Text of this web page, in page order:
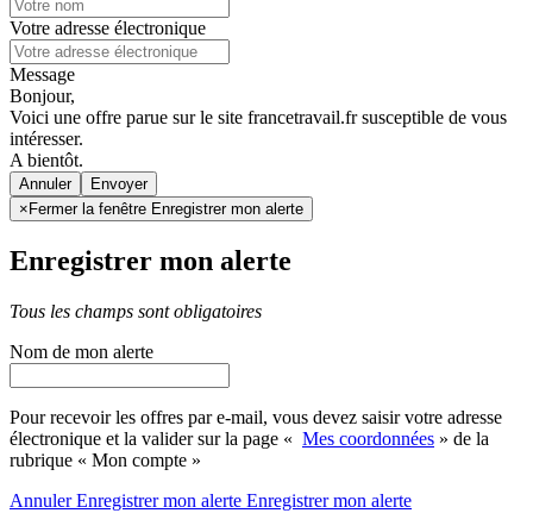
Votre adresse électronique
Message
Bonjour,
Voici une offre parue sur le site francetravail.fr susceptible de vous
intéresser.
A bientôt.
Annuler
× Fermer la fenêtre Enregistrer mon alerte
Enregistrer mon alerte
Tous les champs sont obligatoires
Nom de mon alerte
Pour recevoir les offres par e-mail, vous devez saisir votre adresse
électronique et la valider sur la page « Mes coordonnées » de la
rubrique « Mon compte »
AnnulerEnregistrer mon alerte Enregistrermon alerte